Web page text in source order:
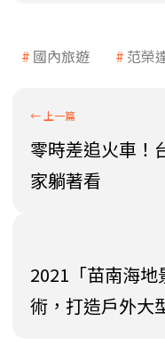
國內旅遊 范榮
零時差追火車！
家躺著看
2021「苗南海
術，打造戶外大